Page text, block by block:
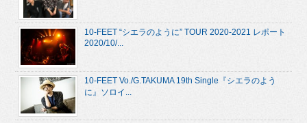
10-FEET “シエラのように” TOUR 2020-2021 レポート
2020/10/...
10-FEET Vo./G.TAKUMA 19th Single『シエラのよう
に』ソロイ...